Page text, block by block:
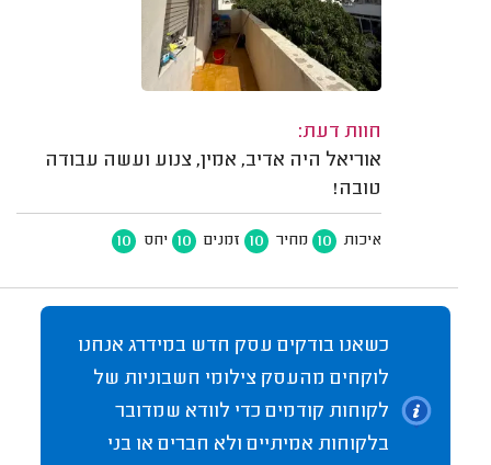
חוות דעת:
אוריאל היה אדיב, אמין, צנוע ועשה עבודה
טובה!
איכות 10 מחיר 10 זמנים 10 יחס 10
כשאנו בודקים עסק חדש במידרג אנחנו
לוקחים מהעסק צילומי חשבוניות של
לקוחות קודמים כדי לוודא שמדובר
בלקוחות אמיתיים ולא חברים או בני